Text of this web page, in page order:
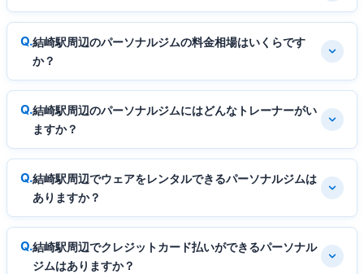
結崎駅周辺のパーソナルジムの料金相場はいくらです
か？
結崎駅周辺のパーソナルジムにはどんなトレーナーがい
ますか？
結崎駅周辺でウェアをレンタルできるパーソナルジムは
ありますか？
結崎駅周辺でクレジットカード払いができるパーソナル
ジムはありますか？